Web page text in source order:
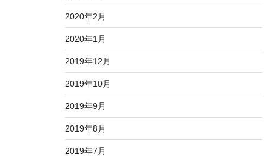
2020年2月
2020年1月
2019年12月
2019年10月
2019年9月
2019年8月
2019年7月